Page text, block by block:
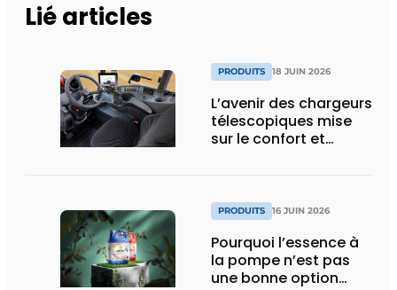
Lié articles
PRODUITS 18 JUIN 2026
L’avenir des chargeurs
télescopiques mise
sur le confort et
PRODUITS 16 JUIN 2026
Pourquoi l’essence à
la pompe n’est pas
une bonne option